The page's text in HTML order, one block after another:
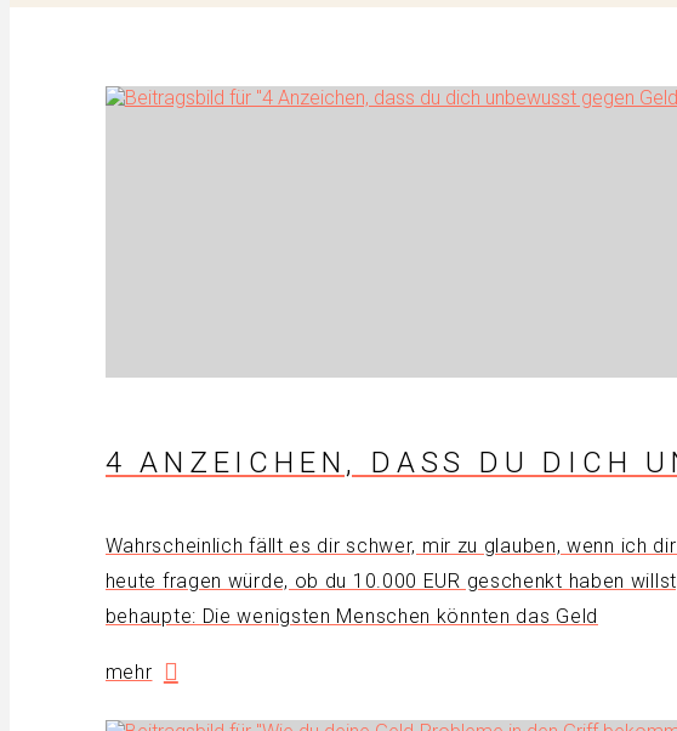
4 ANZEICHEN, DASS DU DICH
Wahrscheinlich fällt es dir schwer, mir zu glauben, wenn ich
heute fragen würde, ob du 10.000 EUR geschenkt haben
behaupte: Die wenigsten Menschen könnten das Geld
mehr